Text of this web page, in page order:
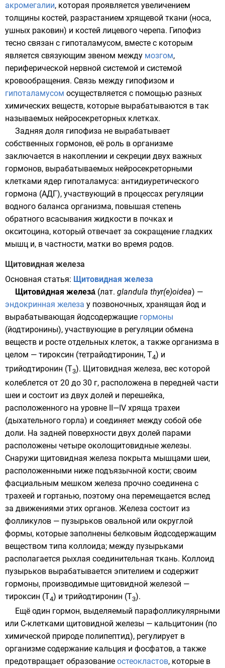
акромегалии, которая проявляется увеличением
толщины костей, разрастанием хрящевой ткани (носа,
ушных раковин) и костей лицевого черепа. Гипофиз
тесно связан с гипоталамусом, вместе с которым
является связующим звеном между мозгом,
периферической нервной системой и системой
кровообращения. Связь между гипофизом и
гипоталамусом осуществляется с помощью разных
химических веществ, которые вырабатываются в так
называемых нейросекреторных клетках.
Задняя доля гипофиза не вырабатывает
собственных гормонов, её роль в организме
заключается в накоплении и секреции двух важных
гормонов, вырабатываемых нейросекреторными
клетками ядер гипоталамуса: антидиуретического
гормона (АДГ), участвующий в процессах регуляции
водного баланса организма, повышая степень
обратного всасывания жидкости в почках и
окситоцина, который отвечает за сокращение гладких
мышц и, в частности, матки во время родов.
Щитовидная железа
Основная статья: Щитовидная железа
Щитови́дная железа́ (лат. glandula thyr(e)oidea) —
эндокринная железа у позвоночных, хранящая йод и
вырабатывающая йодсодержащие гормоны
(йодтиронины), участвующие в регуляции обмена
веществ и росте отдельных клеток, а также организма в
целом — тироксин (тетрайодтиронин, T4) и
трийодтиронин (T3). Щитовидная железа, вес которой
колеблется от 20 до 30 г, расположена в передней части
шеи и состоит из двух долей и перешейка,
расположенного на уровне ΙΙ—ΙV хряща трахеи
(дыхательного горла) и соединяет между собой обе
доли. На задней поверхности двух долей парами
расположены четыре околощитовидные железы.
Снаружи щитовидная железа покрыта мышцами шеи,
расположенными ниже подъязычной кости; своим
фасциальным мешком железа прочно соединена с
трахеей и гортанью, поэтому она перемещается вслед
за движениями этих органов. Железа состоит из
фолликулов — пузырьков овальной или округлой
формы, которые заполнены белковым йодсодержащим
веществом типа коллоида; между пузырьками
располагается рыхлая соединительная ткань. Коллоид
пузырьков вырабатывается эпителием и содержит
гормоны, производимые щитовидной железой —
тироксин (Т4) и трийодтиронин (Т3).
Ещё один гормон, выделяемый парафолликулярными
или C-клетками щитовидной железы — кальцитонин (по
химической природе полипептид), регулирует в
организме содержание кальция и фосфатов, а также
предотвращает образование остеокластов, которые в